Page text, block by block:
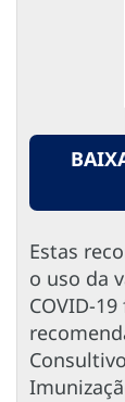
Estas
o uso da
COVID-